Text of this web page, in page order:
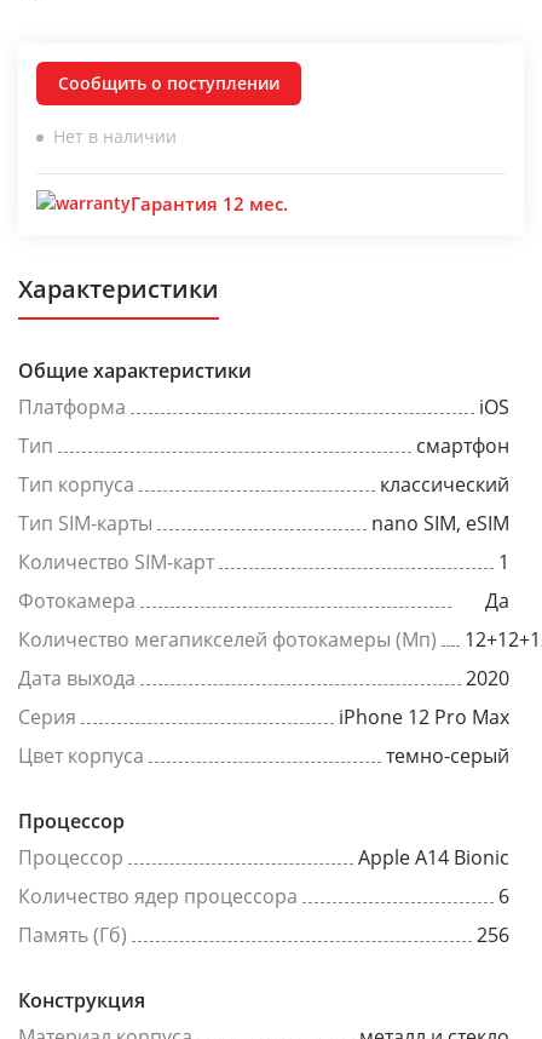
Сообщить о поступлении
Нет в наличии
Гарантия 12 мес.
Характеристики
Общие характеристики
Платформа
iOS
Тип
смартфон
Тип корпуса
классический
Тип SIM-карты
nano SIM, eSIM
Количество SIM-карт
1
Фотокамера
Да
Количество мегапикселей фотокамеры (Мп)
Дата выхода
2020
Серия
iPhone 12 Pro Max
Цвет корпуса
темно-серый
Процессор
Процессор
Apple A14 Bionic
Количество ядер процессора
6
Память (Гб)
256
Конструкция